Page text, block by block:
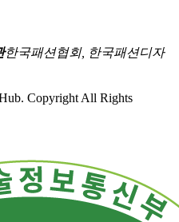
한국패션협회, 한국패션디자
Copyright All Rights